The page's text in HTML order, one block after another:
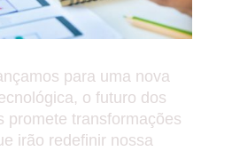
para uma nova
o futuro dos
promete transformações
irão redefinir nossa